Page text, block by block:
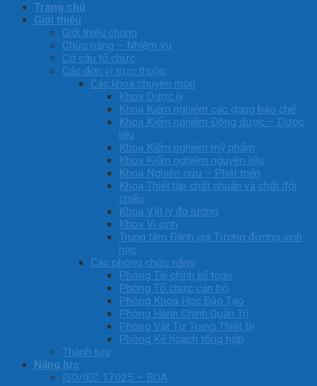
Trang chủ
Giới thiệu
Giới thiệu chung
Chức năng – Nhiệm vụ
Cơ cấu tổ chức
Các đơn vị trực thuộc
Các khoa chuyên môn
Khoa Dược lý
Khoa Kiểm nghiệm các dạng bào chế
Khoa Kiểm nghiệm Đông dược – Dược
liệu
Khoa Kiểm nghiệm mỹ phẩm
Khoa Kiểm nghiệm nguyên liệu
Khoa Nghiên cứu – Phát triển
Khoa Thiết lập chất chuẩn và chất đối
chiếu
Khoa Vật lý đo lường
Khoa Vi sinh
Trung tâm Đánh giá Tương đương sinh
học
Các phòng chức năng
Phòng Tài chính kế toán
Phòng Tổ chức cán bộ
Phòng Khoa Học Đào Tạo
Phòng Hành Chính Quản Trị
Phòng Vật Tư Trang Thiết Bị
Phòng Kế hoạch tổng hợp
Thành tựu
Năng lực
ISO/IEC 17025 – BOA